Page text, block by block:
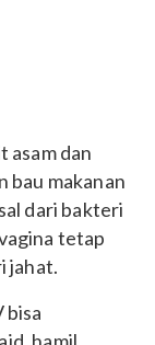
asam dan
bau makanan
dari bakteri
tetap
jahat.
bisa